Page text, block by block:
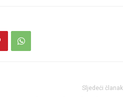
Sljedeći članak